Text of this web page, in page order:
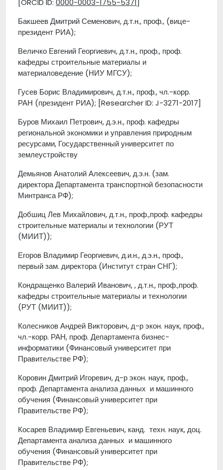
[ORCID ID: 0000-0003-1755-5371
Бакшеев Дмитрий Семенович, д.т.н., проф., (вице-
президент РИА);
Величко Евгений Георгиевич, д.т.н., проф., проф.
кафедры строительные материалы и
материаловедение (НИУ МГСУ);
Гусев Борис Владимирович, д.т.н., проф., чл.-корр.
РАН (президент РИА); [Researcher ID: J-3271-2017]
Буров Михаил Петрович, д.э.н., проф. кафедры
региональной экономики и управления природным
ресурсами, Государственный университет по
землеустройству
Демьянов Анатолий Алексеевич, д.э.н. (зам.
директора Департамента транспортной безопасноcти
Минтранса РФ);
Добшиц Лев Михайлович, д.т.н., проф.,проф. кафедры
строительные материалы и технологии (РУТ
(МИИТ));
Егоров Владимир Георгиевич, д.и.н., д.э.н., проф.,
первый зам. директора (Институт стран СНГ);
Кондращенко Валерий Иванович, , д.т.н., проф.,проф.
кафедры строительные материалы и технологии
(РУТ (МИИТ));
Колесников Андрей Викторович, д-р экон. наук, проф.,
чл.-корр. РАН, проф. Департамента бизнес-
информатики (Финансовый университет при
Правительстве РФ);
Коровин Дмитрий Игоревич, д-р экон. наук, проф.,
проф. Департамента анализа данных и машинного
обучения (Финансовый университет при
Правительстве РФ);
Косарев Владимир Евгеньевич, канд. техн. наук, доц.
Департамента анализа данных и машинного
обучения (Финансовый университет при
Правительстве РФ);